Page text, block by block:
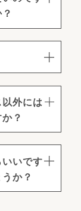
外には
？
いです
か？